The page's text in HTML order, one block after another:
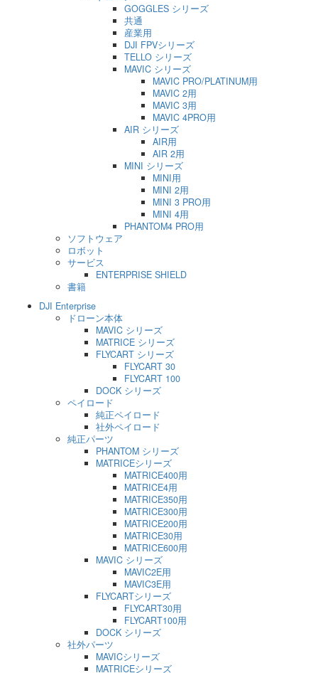
GOGGLES シリーズ
共通
産業用
DJI FPVシリーズ
TELLO シリーズ
MAVIC シリーズ
MAVIC PRO/PLATINUM用
MAVIC 2用
MAVIC 3用
MAVIC 4PRO用
AIR シリーズ
AIR用
AIR 2用
MINI シリーズ
MINI用
MINI 2用
MINI 3 PRO用
MINI 4用
PHANTOM4 PRO用
ソフトウェア
ロボット
サービス
ENTERPRISE SHIELD
書籍
DJI Enterprise
ドローン本体
MAVIC シリーズ
MATRICE シリーズ
FLYCART シリーズ
FLYCART 30
FLYCART 100
DOCK シリーズ
ペイロード
純正ペイロード
社外ペイロード
純正パーツ
PHANTOM シリーズ
MATRICEシリーズ
MATRICE400用
MATRICE4用
MATRICE350用
MATRICE300用
MATRICE200用
MATRICE30用
MATRICE600用
MAVIC シリーズ
MAVIC2E用
MAVIC3E用
FLYCARTシリーズ
FLYCART30用
FLYCART100用
DOCK シリーズ
社外パーツ
MAVICシリーズ
MATRICEシリーズ